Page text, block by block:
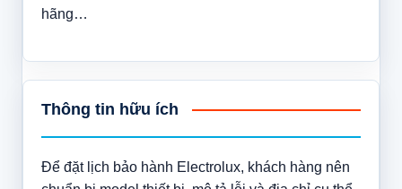
hãng…
Thông tin hữu ích
Để đặt lịch bảo hành Electrolux, khách hàng nên